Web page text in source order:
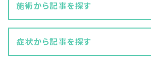
施術から記事を探す
症状から記事を探す